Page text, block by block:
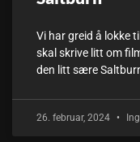
Vi har greid å lokke
skal skrive litt om
den litt sære
26. februar, 2024